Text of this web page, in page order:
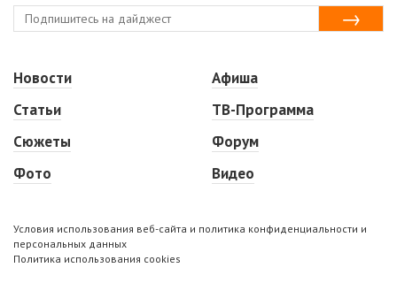
Новости
Статьи
Сюжеты
Фото
Афиша
ТВ-Программа
Форум
Видео
Условия использования веб-сайта и политика конфиденциальности и
персональных данных
Политика использования cookies